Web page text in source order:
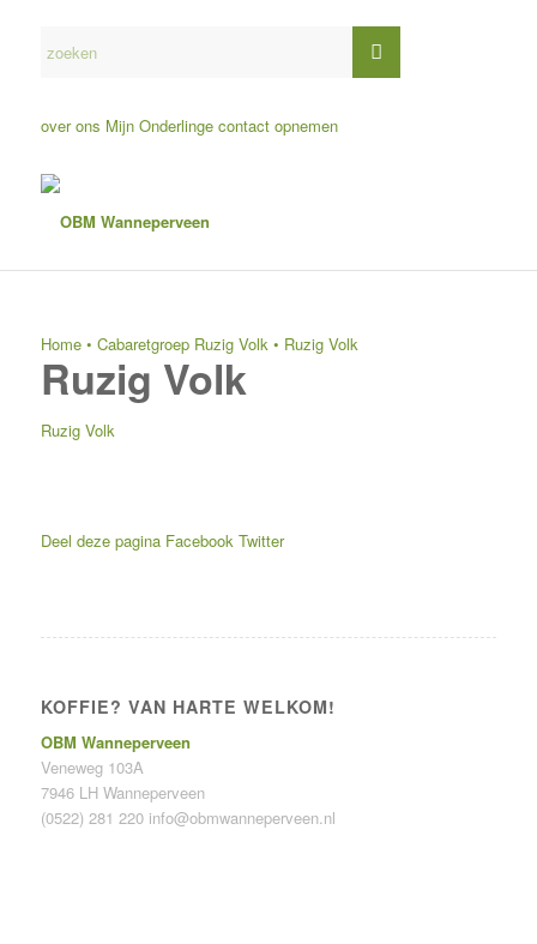
over ons Mijn Onderlinge contact opnemen
Home• Cabaretgroep Ruzig Volk• Ruzig Volk
Ruzig Volk
Ruzig Volk
Deel deze pagina Facebook Twitter
KOFFIE? VAN HARTE WELKOM!
OBM Wanneperveen
Veneweg 103A
7946 LH Wanneperveen
(0522) 281 220 info@obmwanneperveen.nl